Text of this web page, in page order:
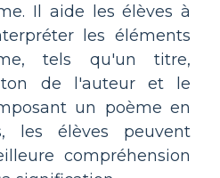
Il aide les élèves à
les éléments
tels qu'un titre,
de l'auteur et le
un poème en
les élèves peuvent
compréhension